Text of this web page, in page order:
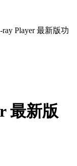
Player 最新版功
最新版